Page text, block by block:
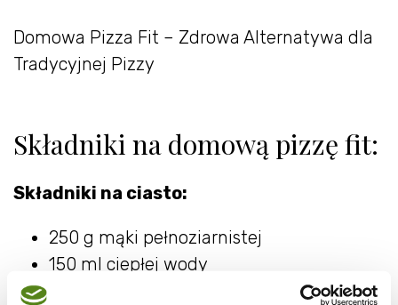
Domowa Pizza Fit – Zdrowa Alternatywa dla
Tradycyjnej Pizzy
Składniki na domową pizzę fit:
Składniki na ciasto:
250 g mąki pełnoziarnistej
150 ml ciepłej wody